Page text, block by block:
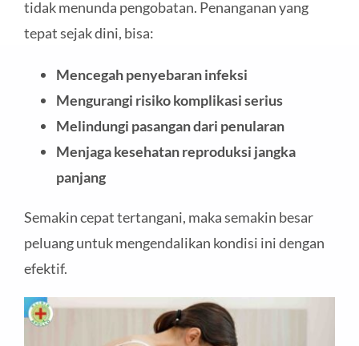
tidak menunda pengobatan. Penanganan yang
tepat sejak dini, bisa:
Mencegah penyebaran infeksi
Mengurangi risiko komplikasi serius
Melindungi pasangan dari penularan
Menjaga kesehatan reproduksi jangka
panjang
Semakin cepat tertangani, maka semakin besar
peluang untuk mengendalikan kondisi ini dengan
efektif.